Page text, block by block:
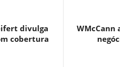
divulga
cobertura